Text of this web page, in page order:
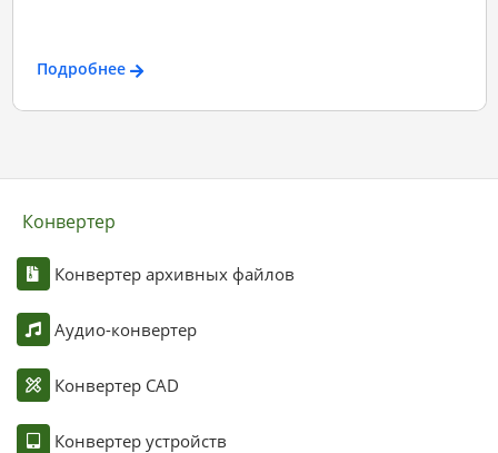
Подробнее
Конвертер
Конвертер архивных файлов
Аудио-конвертер
Конвертер CAD
Конвертер устройств